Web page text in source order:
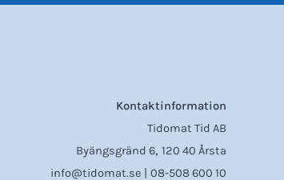
Kontaktinformation
Tidomat Tid AB
Byängsgränd 6, 120 40 Årsta
info@tidomat.se |
08-508 600 10